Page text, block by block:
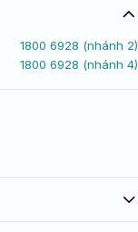
1800 6928 (nhánh 2)
1800 6928 (nhánh 4)